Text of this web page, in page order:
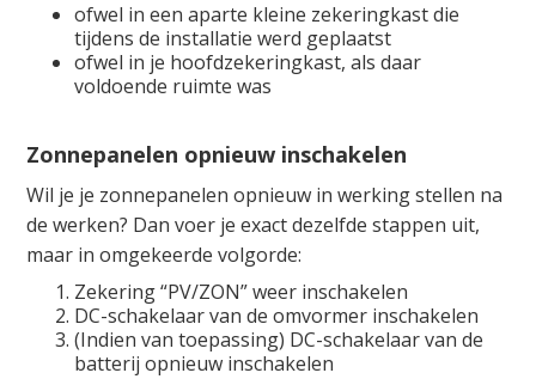
ofwel in een aparte kleine zekeringkast die
tijdens de installatie werd geplaatst
ofwel in je hoofdzekeringkast, als daar
voldoende ruimte was
Zonnepanelen opnieuw inschakelen
Wil je je zonnepanelen opnieuw in werking stellen na
de werken? Dan voer je exact dezelfde stappen uit,
maar in omgekeerde volgorde:
Zekering “PV/ZON” weer inschakelen
DC-schakelaar van de omvormer inschakelen
(Indien van toepassing) DC-schakelaar van de
batterij opnieuw inschakelen